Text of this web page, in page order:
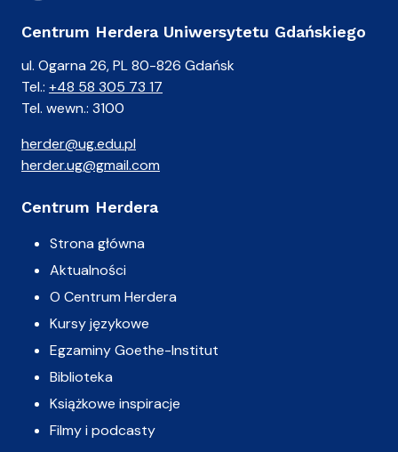
Centrum Herdera Uniwersytetu Gdańskiego
ul. Ogarna 26, PL 80-826 Gdańsk
Tel.: +48 58 305 73 17
Tel. wewn.: 3100
herder@ug.edu.pl
herder.ug@gmail.com
Centrum Herdera
Strona główna
Aktualności
O Centrum Herdera
Kursy językowe
Egzaminy Goethe-Institut
Biblioteka
Książkowe inspiracje
Filmy i podcasty